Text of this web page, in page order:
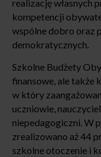
realizację własnych
kompetencji
wspólne dobro oraz
demokratycznych.
Szkolne Budżety
finansowe, ale także
w który
uczniowie,
niepedagogiczni. W
zrealizowano aż 44
szkolne otoczenie i